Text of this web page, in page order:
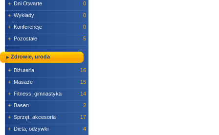
+ Dni Otwarte
0
+ Wykłady
0
+ Konferencje
0
+ Pozostałe 5
Zdrowie, uroda
+ Biżuteria
16
+ Masaże
15
+ Fitness, gimnastyka
14
+ Basen
2
+ Sprzęt, akcesoria
17
+ Dieta, odżywki
4